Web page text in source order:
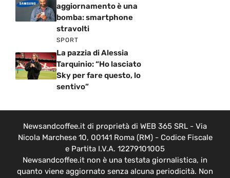
aggiornamento è una
bomba: smartphone
stravolti
SPORT
La pazzia di Alessia
Tarquinio: “Ho lasciato
Sky per fare questo, lo
sentivo”
Newsandcoffee.it di proprietà di WEB 365 SRL - Via
Nicola Marchese 10, 00141 Roma (RM) - Codice Fiscale
e Partita I.V.A. 12279101005
Newsandcoffee.it non è una testata giornalistica, in
quanto viene aggiornato senza alcuna periodicità. Non